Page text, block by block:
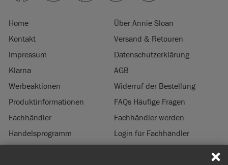
Home
Über Annie Sloan
Kontakt
Versand & Retouren
Impressum
Datenschutzerklärung
Klarna
AGB
Werbeaktionen
Widerruf der Bestellung
Produktinformationen
FAQs Häufige Fragen
Fachhändler
Fachhändler werden
Handelsprogramm
Login für Fachhändler